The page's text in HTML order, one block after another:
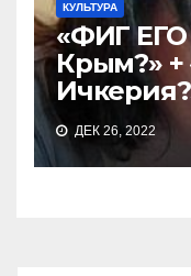
КУЛЬТУРА
«ФИГ ЕГО
Крым?» +
ДЕК 26, 2022